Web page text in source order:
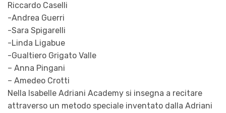
Riccardo Caselli
-Andrea Guerri
-Sara Spigarelli
-Linda Ligabue
-Gualtiero Grigato Valle
– Anna Pingani
– Amedeo Crotti
Nella Isabelle Adriani Academy si insegna a recitare
attraverso un metodo speciale inventato dalla Adriani